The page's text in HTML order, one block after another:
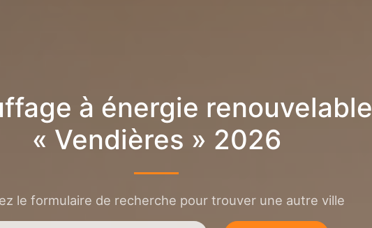
à énergie renouvelable
« Vendières » 2026
le formulaire de recherche pour trouver une autre ville